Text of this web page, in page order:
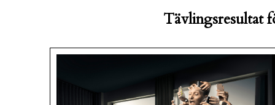
Tävlingsresultat